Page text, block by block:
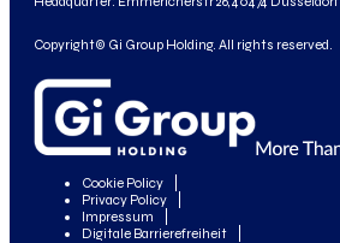
Copyright© Gi Group Holding. All rights reserved.
Cookie Policy
Privacy Policy
Impressum
Digitale Barrierefreiheit